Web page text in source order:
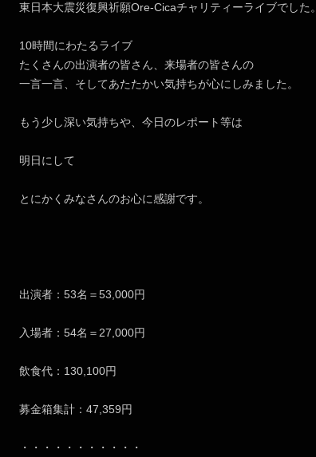
東日本大震災復興祈願Ore-Cicaチャリティーライブでした。
10時間にわたるライブ
たくさんの出演者の皆さん、来場者の皆さんの
一言一言、そしてあたたかい気持ちが心にしみました。
もう少し深い気持ちや、今日のレポート等は
明日にして
とにかくみなさんのお心に感謝です。
出演者：53名＝53,000円
入場者：54名＝27,000円
飲食代：130,100円
募金箱集計：47,359円
・・・・・・・・・・・